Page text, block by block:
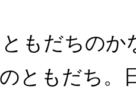
もだちの
ともだち。